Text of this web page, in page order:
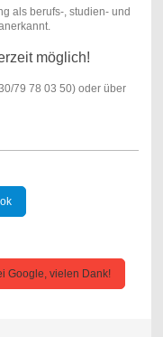
als berufs-, studien- und
möglich!
79 78 03 50) oder über
Google, vielen Dank!